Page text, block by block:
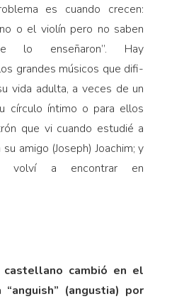
es cuando crecen:
o el violín pero no saben
lo enseñaron”. Hay
grandes músicos que difi­
vida adulta, a veces de un
círculo íntimo o para ellos
que vi cuando estudié a
amigo (Joseph) Joachim; y
volví a encontrar en
cas­tellano cambió en el
(angustia) por